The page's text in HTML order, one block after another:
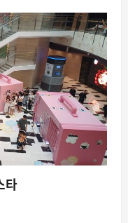
타
Cinema’가 주목받
임 경험
공공식 jpg가 자유게
이유